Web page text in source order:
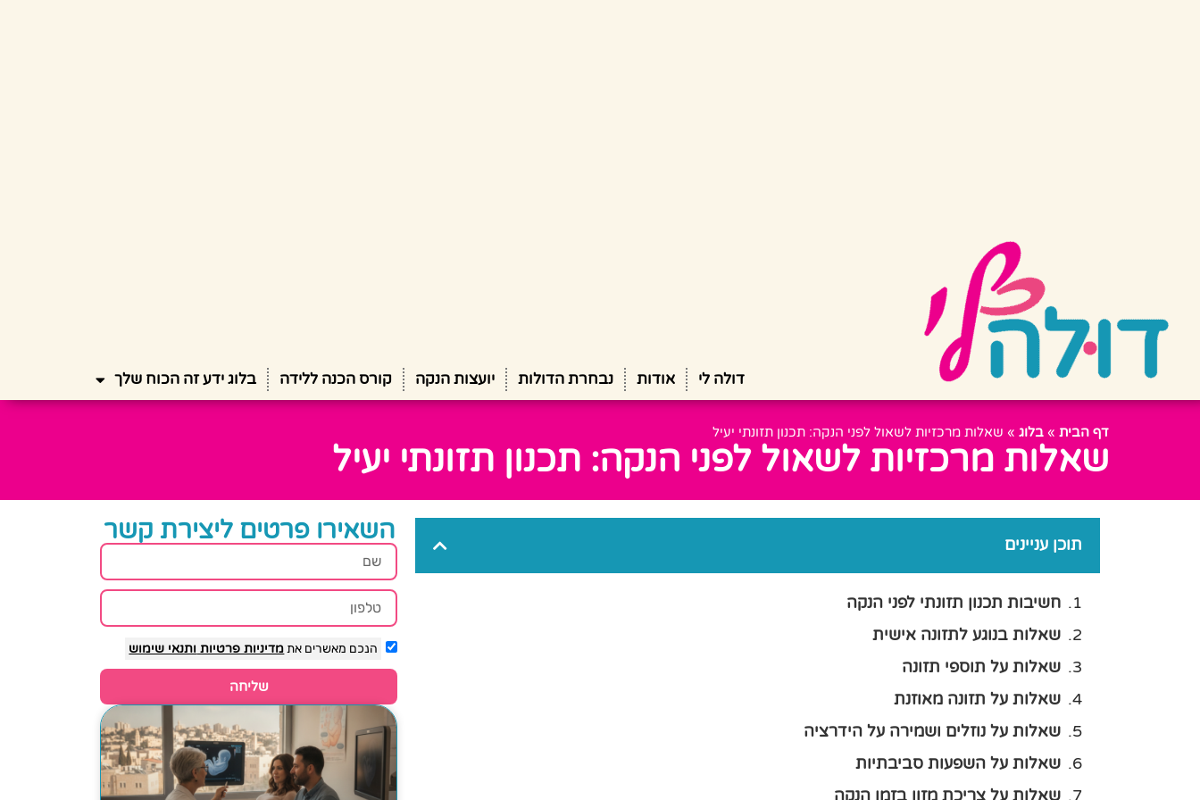
דולה לי אודות נבחרת הדולות יועצות הנקה קורס הכנה ללידה בלוג ידע זה הכוח שלך
דף הבית » בלוג » שאלות מרכזיות לשאול לפני הנקה: תכנון תזונתי יעיל
שאלות מרכזיות לשאול לפני הנקה: תכנון תזונתי יעיל
תוכן עניינים
חשיבות תכנון תזונתי לפני הנקה
שאלות בנוגע לתזונה אישית
שאלות על תוספי תזונה
שאלות על תזונה מאוזנת
שאלות על נוזלים ושמירה על הידרציה
שאלות על השפעות סביבתיות
שאלות על צריכת מזון בזמן הנקה
השאירו פרטים ליצירת קשר
הנכם מאשרים אתמדיניות פרטיות ותנאי שימוש
שליחה